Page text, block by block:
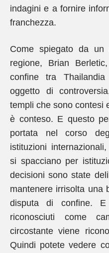
indagini e a fornire
franchezza.
Come spiegato da un
regione, Brian
confine tra
oggetto di
templi che sono contesi
è conteso. E questo
portata nel corso
istituzioni
si spacciano per
decisioni sono state
mantenere irrisolta una
disputa di confine.
riconosciuti come
circostante viene
Quindi potete vedere